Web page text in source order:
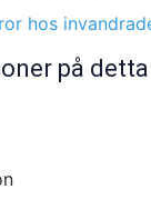
hos
på